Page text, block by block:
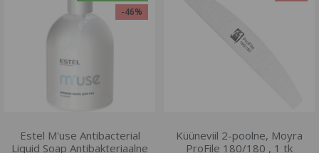
-46%
Estel M'use Antibacterial
Liquid Soap Antibakteriaalne
Küüneviil 2-poolne, Moyra
ProFile 180/180 , 1 tk